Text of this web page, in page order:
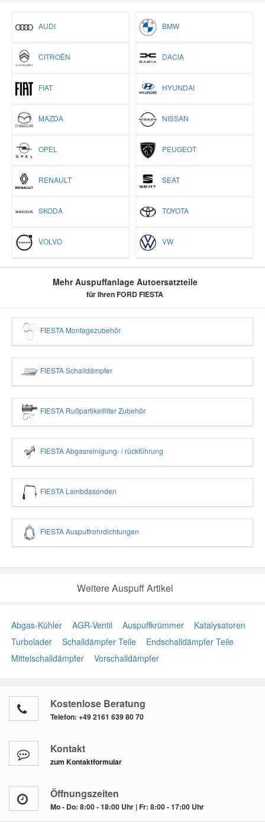
AUDI BMW
CITROËN DACIA
FIAT HYUNDAI
MAZDA NISSAN
OPEL PEUGEOT
RENAULT SEAT
SKODA TOYOTA
VOLVO VW
Mehr Auspuffanlage Autoersatzteile
für Ihren FORD FIESTA
FIESTA Montagezubehör
FIESTA Schalldämpfer
FIESTA Rußpartikelfilter Zubehör
FIESTA Abgasreinigung- / rückführung
FIESTA Lambdasonden
FIESTA Auspuffrohrdichtungen
Weitere Auspuff Artikel
Abgas-Kühler AGR-Ventil Auspuffkrümmer
Katalysatoren
Turbolader
Schalldämpfer Teile
Endschalldämpfer Teile
Mittelschalldämpfer
Vorschalldämpfer
Kostenlose Beratung
Telefon: +49 2161 639 80 70
Kontakt
zum Kontaktformular
Öffnungszeiten
Mo - Do: 8:00 - 18:00 Uhr | Fr: 8:00 - 17:00 Uhr